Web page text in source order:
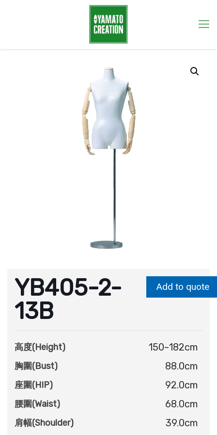
YB405-2-
13B
Add to quote
高度(Height) 150~182cm
胸圍(Bust) 88.0cm
座圍(HIP) 92.0cm
腰圍(Waist) 68.0cm
肩幅(Shoulder) 39.0cm